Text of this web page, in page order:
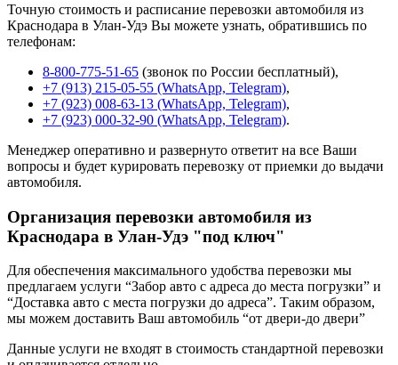
Точную стоимость и расписание перевозки автомобиля из
Краснодара в Улан-Удэ Вы можете узнать, обратившись по
телефонам:
8-800-775-51-65 (звонок по России бесплатный),
+7 (913) 215-05-55 (WhatsApp, Telegram),
+7 (923) 008-63-13 (WhatsApp, Telegram),
+7 (923) 000-32-90 (WhatsApp, Telegram).
Менеджер оперативно и развернуто ответит на все Ваши
вопросы и будет курировать перевозку от приемки до выдачи
автомобиля.
Организация перевозки автомобиля из
Краснодара в Улан-Удэ "под ключ"
Для обеспечения максимального удобства перевозки мы
предлагаем услуги “Забор авто с адреса до места погрузки” и
“Доставка авто с места погрузки до адреса”. Таким образом,
мы можем доставить Ваш автомобиль “от двери-до двери”
Данные услуги не входят в стоимость стандартной перевозки